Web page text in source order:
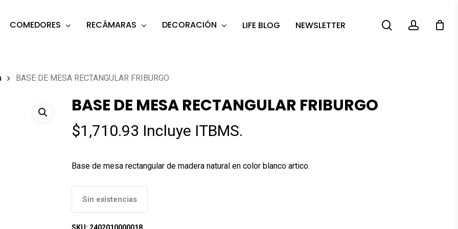
COMEDORES RECÁMARAS DECORACIÓN LIFE BLOG NEWSLETTER searchaccount
BASE DE MESA RECTANGULAR FRIBURGO
BASE DE MESA RECTANGULAR FRIBURGO
$1,710.93 Incluye ITBMS.
Base de mesa rectangular de madera natural en color blanco artico.
Sin existencias